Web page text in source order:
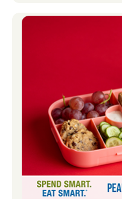
kojem svatko